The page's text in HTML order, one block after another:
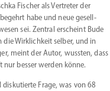
Fischer als Vertreter der
habe und neue gesell­
sei. Zentral erscheint Bude
die Wirklichkeit selber, und in
meint der Autor, wussten, dass
besser werden könne.
Frage, was von 68